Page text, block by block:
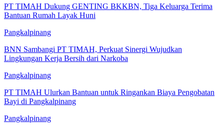
PT TIMAH Dukung GENTING BKKBN, Tiga Keluarga Terima
Bantuan Rumah Layak Huni
Pangkalpinang
BNN Sambangi PT TIMAH, Perkuat Sinergi Wujudkan
Lingkungan Kerja Bersih dari Narkoba
Pangkalpinang
PT TIMAH Ulurkan Bantuan untuk Ringankan Biaya Pengobatan
Bayi di Pangkalpinang
Pangkalpinang